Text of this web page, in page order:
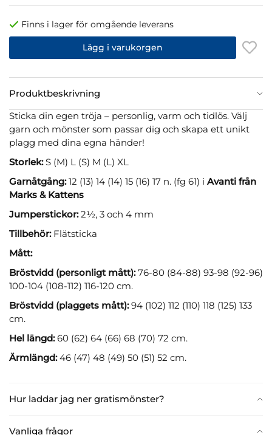
Finns i lager för omgående leverans
Lägg i varukorgen
Produktbeskrivning
Hur laddar jag ner gratismönster?
Vanliga frågor
Sticka din egen tröja – personlig, varm och tidlös. Välj
garn och mönster som passar dig och skapa ett unikt
plagg med dina egna händer!
Storlek:S (M) L (S) M (L) XL
Garnåtgång:12 (13) 14 (14) 15 (16) 17 n. (fg 61) i Avanti från
Marks & Kattens
Jumperstickor:2½, 3 och 4 mm
Tillbehör:Flätsticka
Mått:
Bröstvidd (personligt mått):76-80 (84-88) 93-98 (92-96)
100-104 (108-112) 116-120 cm.
Bröstvidd (plaggets mått):94 (102) 112 (110) 118 (125) 133
cm.
Hel längd:60 (62) 64 (66) 68 (70) 72 cm.
Ärmlängd:46 (47) 48 (49) 50 (51) 52 cm.